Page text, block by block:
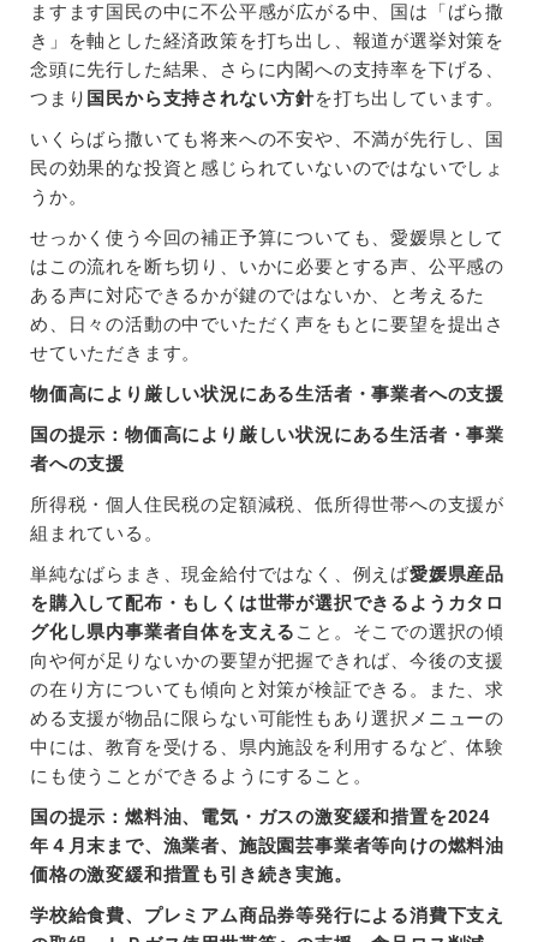
ますます国民の中に不公平感が広がる中、国は「ばら撒
き」を軸とした経済政策を打ち出し、報道が選挙対策を
念頭に先行した結果、さらに内閣への支持率を下げる、
つまり 国民から支持されない方針を打ち出しています。
いくらばら撒いても将来への不安や、不満が先行し、国
民の効果的な投資と感じられていないのではないでしょ
うか。
せっかく使う今回の補正予算についても、愛媛県として
はこの流れを断ち切り、いかに必要とする声、公平感の
ある声に対応できるかが鍵のではないか、と考えるた
め、日々の活動の中でいただく声をもとに要望を提出さ
せていただきます。
物価高により厳しい状況にある生活者・事業者への支援
国の提示：物価高により厳しい状況にある生活者・事業
者への支援
所得税・個人住民税の定額減税、低所得世帯への支援が
組まれている。
単純なばらまき、現金給付ではなく、例えば愛媛県産品
を購入して配布・もしくは世帯が選択できるようカタロ
グ化し県内事業者自体を支える こと。そこでの選択の傾
向や何が足りないかの要望が把握できれば、今後の支援
の在り方についても傾向と対策が検証できる。また、求
める支援が物品に限らない可能性もあり選択メニューの
中には、教育を受ける、県内施設を利用するなど、体験
にも使うことができるようにすること。
国の提示：燃料油、電気・ガスの激変緩和措置を2024
年４月末まで、漁業者、施設園芸事業者等向けの燃料油
価格の激変緩和措置も引き続き実施。
学校給食費、プレミアム商品券等発行による消費下支え